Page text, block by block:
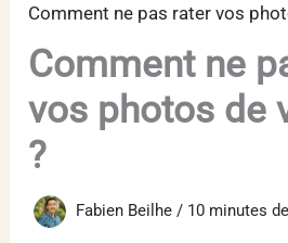
Comment ne pas rater vos
Comment ne
vos photos de
?
Fabien Beilhe/ 10 minutes